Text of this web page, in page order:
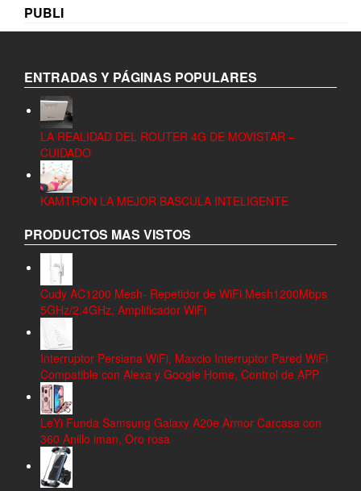
PUBLI
ENTRADAS Y PÁGINAS POPULARES
LA REALIDAD DEL ROUTER 4G DE MOVISTAR –
CUIDADO
KAMTRON LA MEJOR BASCULA INTELIGENTE
PRODUCTOS MAS VISTOS
Cudy AC1200 Mesh- Repetidor de WiFi Mesh1200Mbps
5GHz/2.4GHz, Amplificador WiFi
Interruptor Persiana WiFi, Maxcio Interruptor Pared WiFi
Compatible con Alexa y Google Home, Control de APP
LeYi Funda Samsung Galaxy A20e Armor Carcasa con
360 Anillo iman, Oro rosa